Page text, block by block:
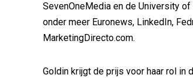
SevenOneMedia en de University of
onder meer Euronews, LinkedIn,
MarketingDirecto.com.
Goldin krijgt de prijs voor haar rol in